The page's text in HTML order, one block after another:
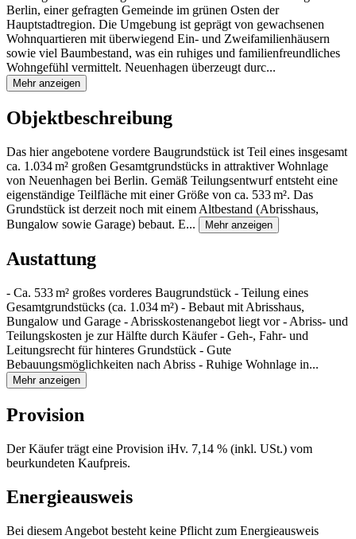
Berlin, einer gefragten Gemeinde im grünen Osten der
Hauptstadtregion. Die Umgebung ist geprägt von gewachsenen
Wohnquartieren mit überwiegend Ein- und Zweifamilienhäusern
sowie viel Baumbestand, was ein ruhiges und familienfreundliches
Wohngefühl vermittelt. Neuenhagen überzeugt durc...
Mehr anzeigen
Objektbeschreibung
Das hier angebotene vordere Baugrundstück ist Teil eines insgesamt
ca. 1.034 m² großen Gesamtgrundstücks in attraktiver Wohnlage
von Neuenhagen bei Berlin. Gemäß Teilungsentwurf entsteht eine
eigenständige Teilfläche mit einer Größe von ca. 533 m². Das
Grundstück ist derzeit noch mit einem Altbestand (Abrisshaus,
Bungalow sowie Garage) bebaut. E...
Mehr anzeigen
Austattung
- Ca. 533 m² großes vorderes Baugrundstück - Teilung eines
Gesamtgrundstücks (ca. 1.034 m²) - Bebaut mit Abrisshaus,
Bungalow und Garage - Abrisskostenangebot liegt vor - Abriss- und
Teilungskosten je zur Hälfte durch Käufer - Geh-, Fahr- und
Leitungsrecht für hinteres Grundstück - Gute
Bebauungsmöglichkeiten nach Abriss - Ruhige Wohnlage in...
Mehr anzeigen
Provision
Der Käufer trägt eine Provision iHv. 7,14 % (inkl. USt.) vom
beurkundeten Kaufpreis.
Energieausweis
Bei diesem Angebot besteht keine Pflicht zum Energieausweis